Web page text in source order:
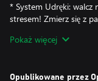
* System Udręki: walcz
stresem! Zmierz się z
wpływ na rozgrywkę!
Pokaż więcej
Opublikowane przez